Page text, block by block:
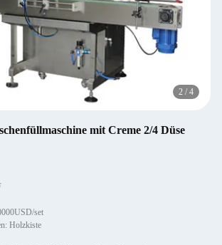
2 / 4
mit Creme 2/4 Düse
set
Holzkiste